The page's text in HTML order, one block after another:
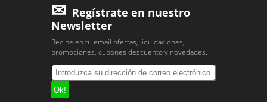
Regístrate en nuestro
Newsletter
Recibe en tu email ofertas, liquidaciones,
promociones, cupones descuento y novedades.